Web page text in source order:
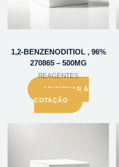
1,2-BENZENODITIOL , 96%
270865 – 500MG
REAGENTES
ADICIONAR À
COTAÇÃO